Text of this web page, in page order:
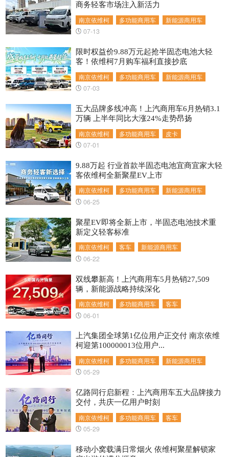
南京依维柯 多功能商用车 新能源商用车
商务轻客市场注入新活力
07-13
南京依维柯 多功能商用车 新能源商用车
限时权益价9.88万元起抢半固态电池大轻
客！依维柯7月购车福利直接抄底
07-03
南京依维柯 多功能商用车 皮卡
五大品牌多线冲高！上汽商用车6月热销3.1
万辆 上半年同比大涨24%走势昂扬
07-01
南京依维柯 多功能商用车 新能源商用车
9.88万起 行业首款半固态电池宜商宜家大轻
客依维柯全新聚星EV上市
06-25
南京依维柯 客车 新能源商用车
聚星EV即将全新上市，半固态电池技术重
新定义轻客标准
06-22
南京依维柯 多功能商用车 客车
双线攀新高！上汽商用车5月热销27,509
辆，新能源战略持续深化
06-01
南京依维柯 多功能商用车 新能源商用车
上汽集团全球第1亿位用户正交付 南京依维
柯迎第100000013位用户...
05-29
南京依维柯 多功能商用车 客车
亿路同行启新程：上汽商用车五大品牌接力
交付，共庆一亿用户时刻
05-29
移动小窝载满日常烟火 依维柯聚星解锁家